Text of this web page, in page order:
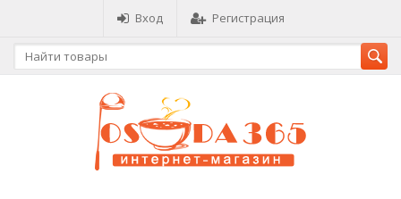
Вход Регистрация